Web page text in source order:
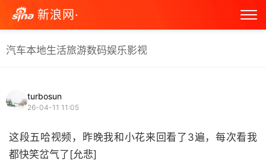
新浪网·
汽车本地生活旅游数码娱乐影视
turbosun
26-04-11 11:05
这段五哈视频，昨晚我和小花来回看了3遍，每次看我
都快笑岔气了[允悲]